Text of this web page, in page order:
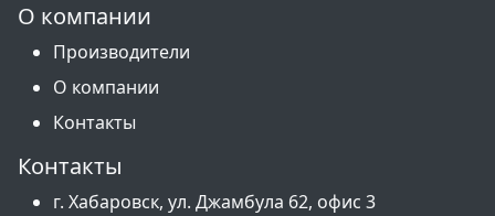
О компании
Производители
О компании
Контакты
Контакты
г. Хабаровск, ул. Джамбула 62, офис 3